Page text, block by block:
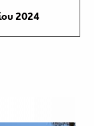
2024